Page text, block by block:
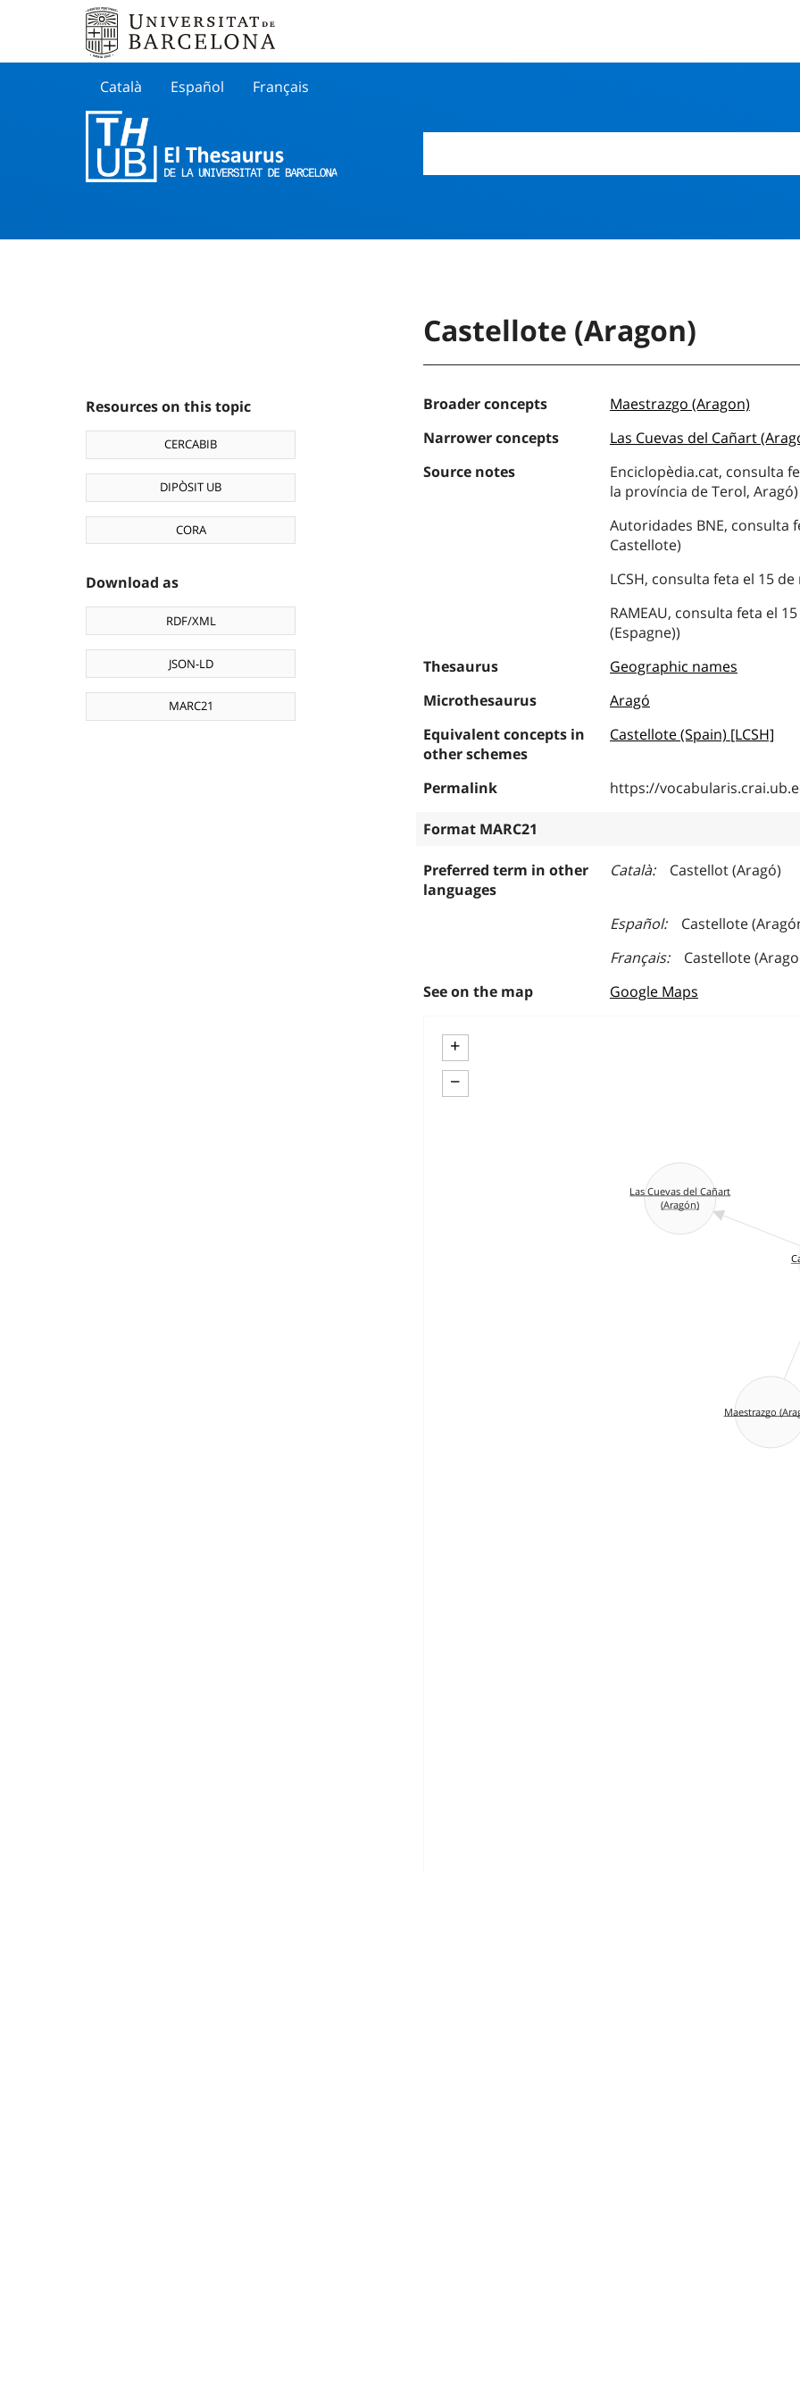
Català Español Français
Resources on this topic
CERCABIB
DIPÒSIT UB
CORA
Download as
RDF/XML
JSON-LD
MARC21
Castellote (Aragon)
Broader concepts
Maestrazgo (Aragon)
Narrower concepts
Las Cuevas del Cañart
Source notes
Enciclopèdia.cat, consulta
la província de Terol, Aragó)
Autoridades BNE, consulta
Castellote)
LCSH, consulta feta el 15
RAMEAU, consulta feta el
(Espagne))
Thesaurus
Geographic names
Microthesaurus
Aragó
Equivalent concepts in
other schemes
Castellote (Spain) [LCSH]
Permalink https://
Format MARC21
Preferred term in other
languages
Català Castellot (Aragó)
Español
Castellote
Français
Castellote
See on the map
Google Maps
+
−
Maestrazgo
Las Cuevas del Cañart
(Aragón)